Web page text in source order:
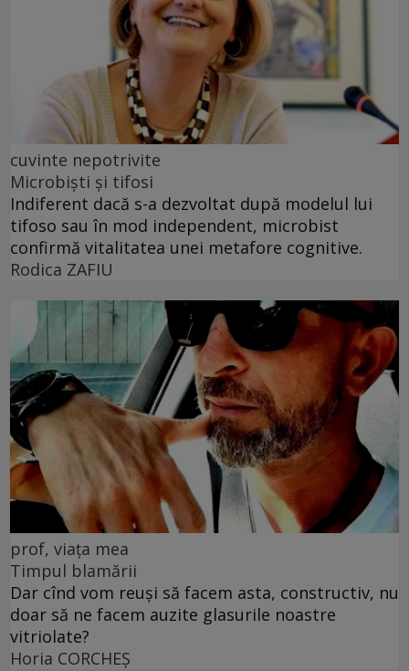
cuvinte nepotrivite
Microbiști și tifosi
Indiferent dacă s-a dezvoltat după modelul lui
tifoso sau în mod independent, microbist
confirmă vitalitatea unei metafore cognitive.
Rodica ZAFIU
prof, viața mea
Timpul blamării
Dar cînd vom reuși să facem asta, constructiv, nu
doar să ne facem auzite glasurile noastre
vitriolate?
Horia CORCHEŞ